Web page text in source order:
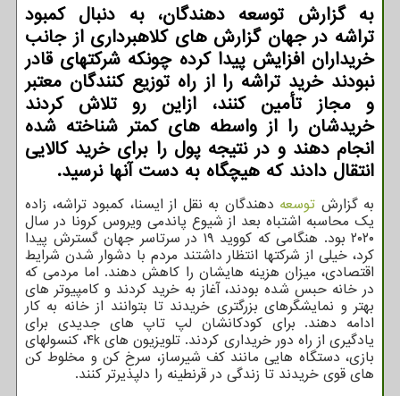
به گزارش توسعه دهندگان، به دنبال کمبود
تراشه در جهان گزارش های کلاهبرداری از جانب
خریداران افزایش پیدا کرده چونکه شرکتهای قادر
نبودند خرید تراشه را از راه توزیع کنندگان معتبر
و مجاز تأمین کنند، ازاین رو تلاش کردند
خریدشان را از واسطه های کمتر شناخته شده
انجام دهند و در نتیجه پول را برای خرید کالایی
انتقال دادند که هیچگاه به دست آنها نرسید.
به گزارش توسعه دهندگان به نقل از ایسنا، کمبود تراشه، زاده
یک محاسبه اشتباه بعد از شیوع پاندمی ویروس کرونا در سال
۲۰۲۰ بود. هنگامی که کووید ۱۹ در سرتاسر جهان گسترش پیدا
کرد، خیلی از شرکتها انتظار داشتند مردم با دشوار شدن شرایط
اقتصادی، میزان هزینه هایشان را کاهش دهند. اما مردمی که
در خانه حبس شده بودند، آغاز به خرید کردند و کامپیوتر های
بهتر و نمایشگرهای بزرگتری خریدند تا بتوانند از خانه به کار
ادامه دهند. برای کودکانشان لپ تاپ های جدیدی برای
یادگیری از راه دور خریداری کردند. تلویزیون های ۴k، کنسولهای
بازی، دستگاه هایی مانند کف شیرساز، سرخ کن و مخلوط کن
های قوی خریدند تا زندگی در قرنطینه را دلپذیرتر کنند.